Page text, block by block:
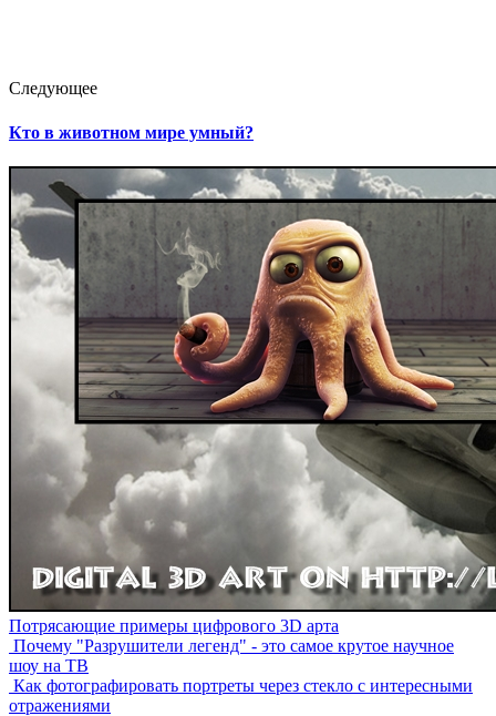
Следующее
Кто в животном мире умный?
Потрясающие примеры цифрового 3D арта
Почему "Разрушители легенд" - это самое крутое научное
шоу на ТВ
Как фотографировать портреты через стекло с интересными
отражениями